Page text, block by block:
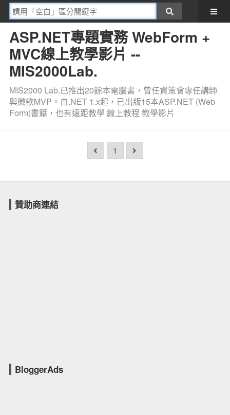
ASP.NET專題實務 WebForm +
MVC線上教學影片 --
MIS2000Lab.
MIS2000 Lab.已推出20餘本電腦書，曾任資策會專任講師
與微軟MVP。自.NET 1.x起，已出版15本ASP.NET (Web
Form)書籍，也有遠距教學 線上教程 教學影片
1
贊助商連結
BloggerAds